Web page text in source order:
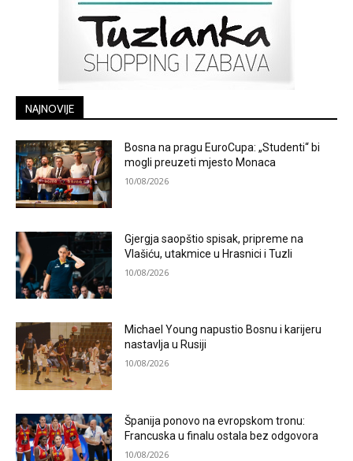
NAJNOVIJE
Bosna na pragu EuroCupa: „Studenti“ bi
mogli preuzeti mjesto Monaca
10/08/2026
Gjergja saopštio spisak, pripreme na
Vlašiću, utakmice u Hrasnici i Tuzli
10/08/2026
Michael Young napustio Bosnu i karijeru
nastavlja u Rusiji
10/08/2026
Španija ponovo na evropskom tronu:
Francuska u finalu ostala bez odgovora
10/08/2026